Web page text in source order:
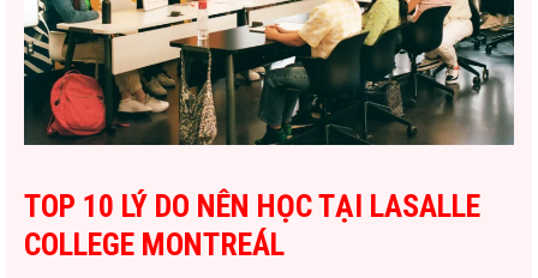
TOP 10 LÝ DO NÊN HỌC TẠI LASALLE
COLLEGE MONTREÁL